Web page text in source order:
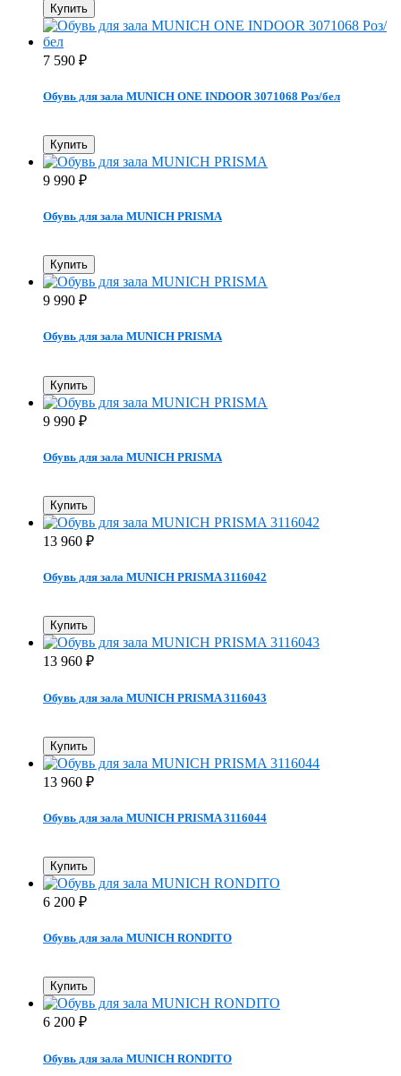
Купить
7 590 ₽
Обувь для зала MUNICH ONE INDOOR 3071068 Роз/бел
Купить
9 990 ₽
Обувь для зала MUNICH PRISMA
Купить
9 990 ₽
Обувь для зала MUNICH PRISMA
Купить
9 990 ₽
Обувь для зала MUNICH PRISMA
Купить
13 960 ₽
Обувь для зала MUNICH PRISMA 3116042
Купить
13 960 ₽
Обувь для зала MUNICH PRISMA 3116043
Купить
13 960 ₽
Обувь для зала MUNICH PRISMA 3116044
Купить
6 200 ₽
Обувь для зала MUNICH RONDITO
Купить
6 200 ₽
Обувь для зала MUNICH RONDITO